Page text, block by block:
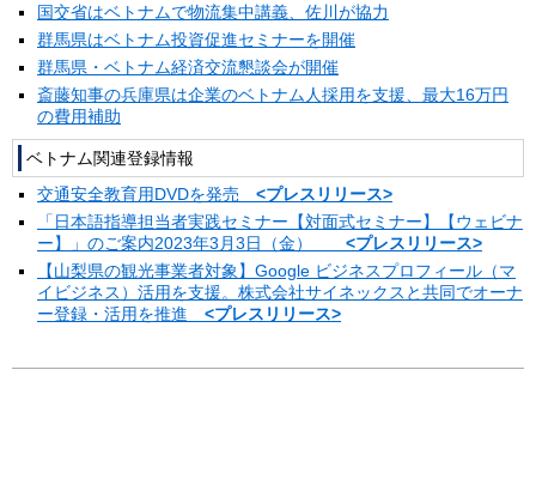
国交省はベトナムで物流集中講義、佐川が協力
群馬県はベトナム投資促進セミナーを開催
群馬県・ベトナム経済交流懇談会が開催
斎藤知事の兵庫県は企業のベトナム人採用を支援、最大16万円
の費用補助
ベトナム関連登録情報
交通安全教育用DVDを発売 <プレスリリース>
「日本語指導担当者実践セミナー【対面式セミナー】【ウェビナ
ー】」のご案内2023年3月3日（金） <プレスリリース>
【山梨県の観光事業者対象】Google ビジネスプロフィール（マ
イビジネス）活用を支援。株式会社サイネックスと共同でオーナ
ー登録・活用を推進 <プレスリリース>